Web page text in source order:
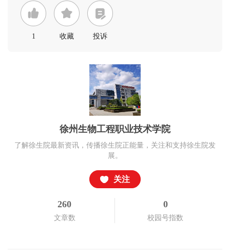
1 收藏 投诉
徐州生物工程职业技术学院
了解徐生院最新资讯，传播徐生院正能量，关注和支持徐生院发
展。
关注
260
文章数
0
校园号指数